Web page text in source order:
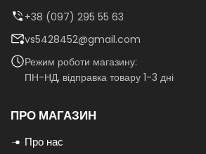
+38 (097) 295 55 63
vs5428452@gmail.com
Режим роботи магазину:
ПН-НД, відправка товару 1-3 дні
ПРО МАГАЗИН
Про нас